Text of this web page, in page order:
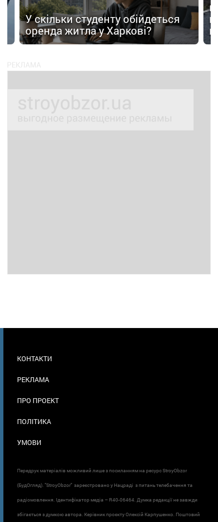
У скільки студенту обійдеться
оренда житла у Харкові?
В
КОНТАКТИ
РЕКЛАМА
ПРО ПРОЕКТ
ПОЛІТИКА
УМОВИ
Передрук матеріалів можливий лише з посиланням на ресурс StroyObzor
(БудОгляд). "StroyObzor" зареєстровано у Нацраді з питань телебачення та
радіомовлення. Ідентифікатор медіа – R40-06464. Думка редакції не завжди
збігається з думкою автора. Керівник проєкту Олексій Карпушенко. Поштовий